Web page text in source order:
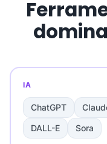
IA
ChatGPT
DALL-E
Sora